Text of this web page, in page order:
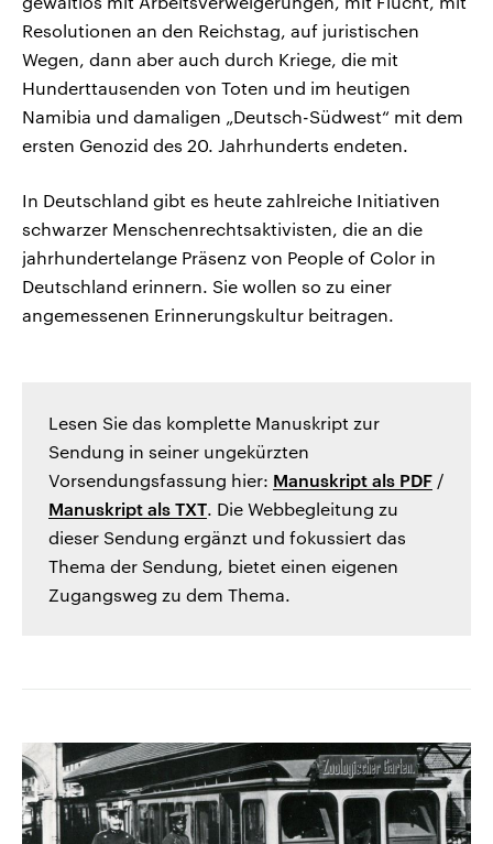
Resolutionen an den Reichstag, auf juristischen
Wegen, dann aber auch durch Kriege, die mit
Hunderttausenden von Toten und im heutigen
Namibia und damaligen „Deutsch-Südwest“ mit dem
ersten Genozid des 20. Jahrhunderts endeten.
In Deutschland gibt es heute zahlreiche Initiativen
schwarzer Menschenrechtsaktivisten, die an die
jahrhundertelange Präsenz von People of Color in
Deutschland erinnern. Sie wollen so zu einer
angemessenen Erinnerungskultur beitragen.
Lesen Sie das komplette Manuskript zur
Sendung in seiner ungekürzten
Vorsendungsfassung hier: Manuskript als PDF /
Manuskript als TXT. Die Webbegleitung zu
dieser Sendung ergänzt und fokussiert das
Thema der Sendung, bietet einen eigenen
Zugangsweg zu dem Thema.